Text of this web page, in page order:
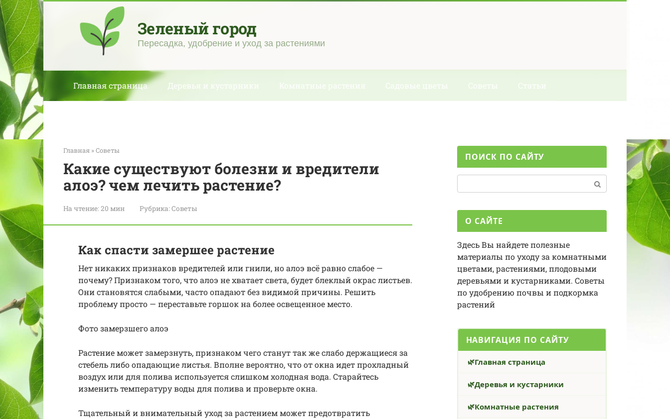
Перейти
к
контенту
Зеленый город
Пересадка, удобрение и уход за растениями
Главная страница Деревья и кустарники Комнатные растения Садовые цветы Советы Статьи
Главная »Советы
Какие существуют болезни и вредители
алоэ? чем лечить растение?
На чтение:20 мин Рубрика:Советы
Как спасти замершее растение
Нет никаких признаков вредителей или гнили, но алоэ всё равно слабое —
почему? Признаком того, что алоэ не хватает света, будет блеклый окрас листьев.
Они становятся слабыми, часто опадают без видимой причины. Решить
проблему просто — переставьте горшок на более освещенное место.
Фото замерзшего алоэ
Растение может замерзнуть, признаком чего станут так же слабо держащиеся за
стебель либо опадающие листья. Вполне вероятно, что от окна идет прохладный
воздух или для полива используется слишком холодная вода. Старайтесь
изменить температуру воды для полива и проверьте окна.
Тщательный и внимательный уход за растением может предотвратить
ПОИСК ПО САЙТУ
О САЙТЕ
Здесь Вы найдете полезные
материалы по уходу за комнатными
цветами, растениями, плодовыми
деревьями и кустарниками. Советы
по удобрению почвы и подкормка
растений
НАВИГАЦИЯ ПО САЙТУ
Главная страница
Деревья и кустарники
Комнатные растения